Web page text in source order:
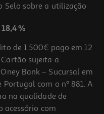
Selo sobre a utilização
18,4 %
de 1.500€ pago em 12
Cartão sujeita a
Bank – Sucursal em
com o nº 881. A
na qualidade de
com